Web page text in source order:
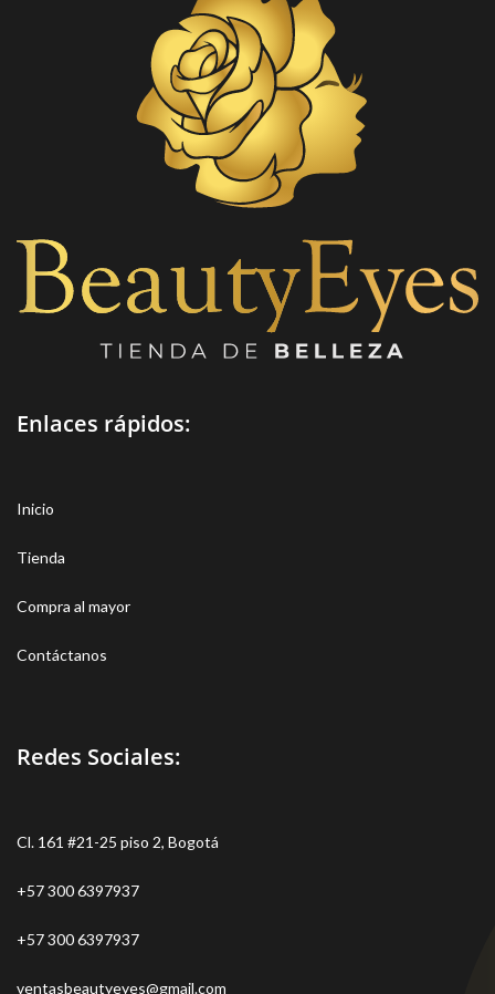
Enlaces rápidos:
Inicio
Tienda
Compra al mayor
Contáctanos
Redes Sociales:
Cl. 161 #21-25 piso 2, Bogotá
+57 300 6397937
+57 300 6397937
ventasbeautyeyes@gmail.com